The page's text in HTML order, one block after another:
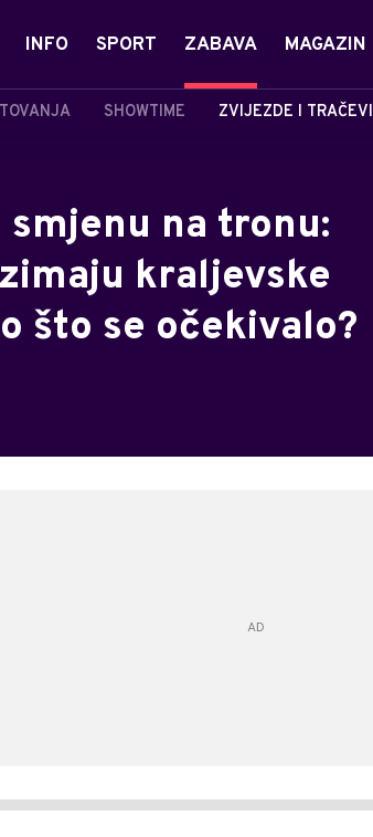
INFO SPORT ZABAVA
SHOWTIME ZVIJEZDE I TRAČEVI
MAGAZIN
smjenu na tronu:
kraljevske
što se očekivalo?